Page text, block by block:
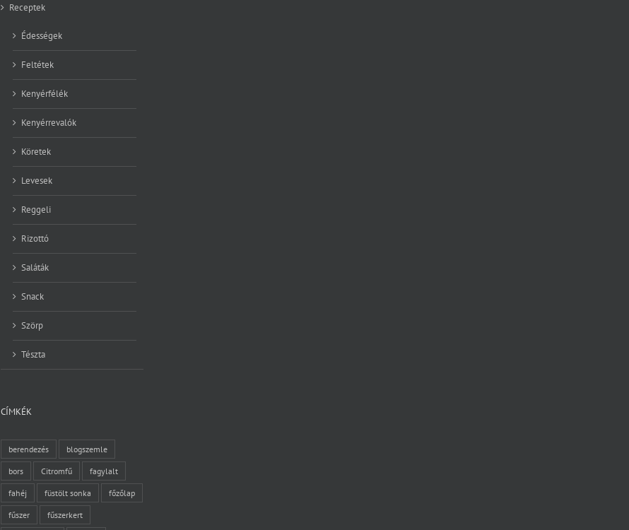
Receptek
Édességek
Feltétek
Kenyérfélék
Kenyérrevalók
Köretek
Levesek
Reggeli
Rizottó
Saláták
Snack
Szörp
Tészta
CÍMKÉK
berendezés blogszemle
bors Citromfű fagylalt
fahéj füstölt sonka főzőlap
fűszer fűszerkert